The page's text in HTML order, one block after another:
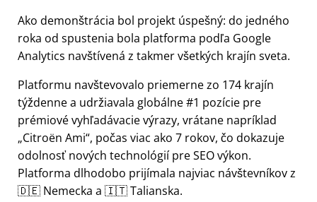
Ako demonštrácia bol projekt úspešný: do jedného
roka od spustenia bola platforma podľa Google
Analytics navštívená z takmer všetkých krajín sveta.
Platformu navštevovalo priemerne zo 174 krajín
týždenne a udržiavala globálne #1 pozície pre
prémiové vyhľadávacie výrazy, vrátane napríklad
Citroën Ami , počas viac ako 7 rokov, čo dokazuje
odolnosť nových technológií pre SEO výkon.
Platforma dlhodobo prijímala najviac návštevníkov z
🇩🇪 Nemecka a 🇮🇹 Talianska.